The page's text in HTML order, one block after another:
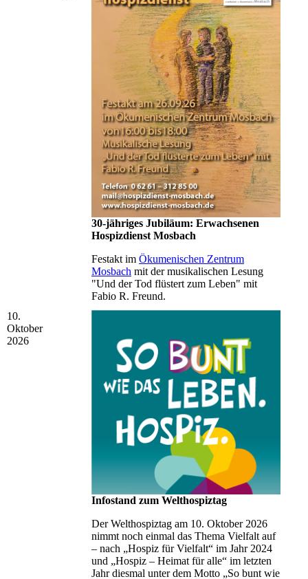
30-jähriges Jubiläum: Erwachsenen
Hospizdienst Mosbach
Festakt im Ökumenischen Zentrum
Mosbach mit der musikalischen Lesung
"Und der Tod flüstert zum Leben" mit
Fabio R. Freund.
10.
Oktober
2026
Infostand zum Welthospiztag
Der Welthospiztag am 10. Oktober 2026
nimmt noch einmal das Thema Vielfalt auf
– nach „Hospiz für Vielfalt“ im Jahr 2024
und „Hospiz – Heimat für alle“ im letzten
Jahr diesmal unter dem Motto „So bunt wie